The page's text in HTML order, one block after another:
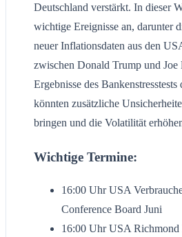
Deutschland verstärkt. In dieser
wichtige Ereignisse an, darunter
neuer Inflationsdaten aus den
zwischen Donald Trump und
Ergebnisse des
könnten zusätzliche
bringen und die Volatilität
Wichtige Termine:
16:00 Uhr USA
Conference Board Juni
16:00 Uhr USA